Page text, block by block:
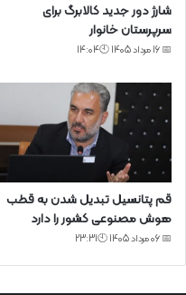
شارژ دور جدید کالابرگ برای
سرپرستان خانوار
📅 16 مرداد 1405 🕙14:04
قم پتانسیل تبدیل شدن به قطب
هوش مصنوعی کشور را دارد
📅 06 مرداد 1405 🕙23:31